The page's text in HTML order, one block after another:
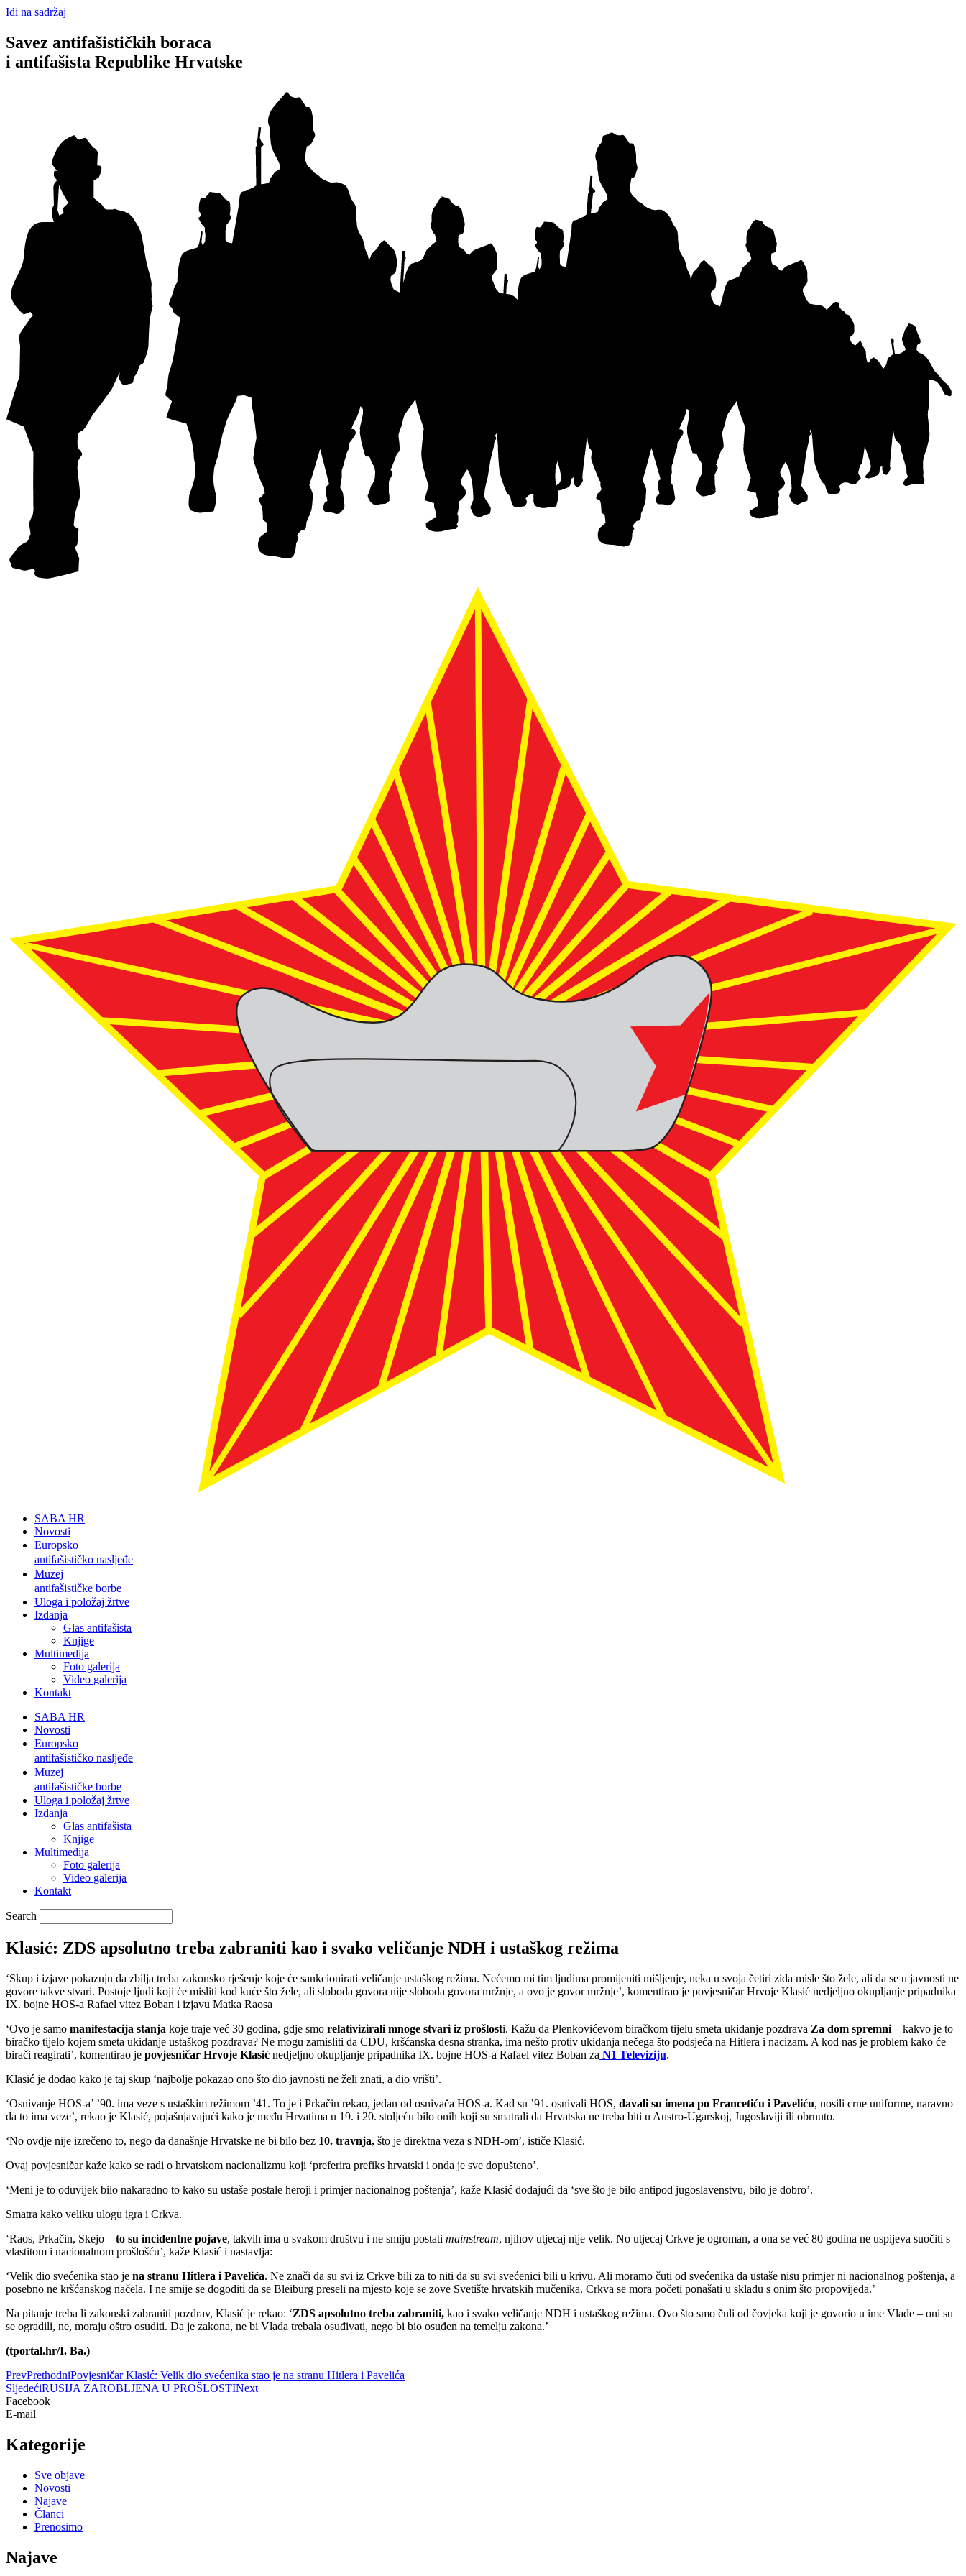
Idi na sadržaj
Savez antifašističkih boraca
i antifašista Republike Hrvatske
SABA HR
Novosti
Europsko
antifašističko nasljeđe
Muzej
antifašističke borbe
Uloga i položaj žrtve
Izdanja
Glas antifašista
Knjige
Multimedija
Foto galerija
Video galerija
Kontakt
SABA HR
Novosti
Europsko
antifašističko nasljeđe
Muzej
antifašističke borbe
Uloga i položaj žrtve
Izdanja
Glas antifašista
Knjige
Multimedija
Foto galerija
Video galerija
Kontakt
Search
Klasić: ZDS apsolutno treba zabraniti kao i svako veličanje NDH i ustaškog režima
‘Skup i izjave pokazuju da zbilja treba zakonsko rješenje koje će sankcionirati veličanje ustaškog režima. Nećemo mi tim ljudima promijeniti mišljenje, neka u svoja četiri zida misle što žele, ali da se u javnosti ne
govore takve stvari. Postoje ljudi koji će misliti kod kuće što žele, ali sloboda govora nije sloboda govora mržnje, a ovo je govor mržnje’, komentirao je povjesničar Hrvoje Klasić nedjeljno okupljanje pripadnika
IX. bojne HOS-a Rafael vitez Boban i izjavu Matka Raosa
‘Ovo je samo manifestacija stanja koje traje već 30 godina, gdje smo relativizirali mnoge stvari iz prošlosti. Kažu da Plenkovićevom biračkom tijelu smeta ukidanje pozdrava Za dom spremni – kakvo je to
biračko tijelo kojem smeta ukidanje ustaškog pozdrava? Ne mogu zamisliti da CDU, kršćanska desna stranka, ima nešto protiv ukidanja nečega što podsjeća na Hitlera i nacizam. A kod nas je problem kako će
birači reagirati’, komentirao je povjesničar Hrvoje Klasić nedjeljno okupljanje pripadnika IX. bojne HOS-a Rafael vitez Boban za N1 Televiziju.
Klasić je dodao kako je taj skup ‘najbolje pokazao ono što dio javnosti ne želi znati, a dio vrišti’.
‘Osnivanje HOS-a’ ’90. ima veze s ustaškim režimom ’41. To je i Prkačin rekao, jedan od osnivača HOS-a. Kad su ’91. osnivali HOS, davali su imena po Francetiću i Paveliću, nosili crne uniforme, naravno
da to ima veze’, rekao je Klasić, pojašnjavajući kako je među Hrvatima u 19. i 20. stoljeću bilo onih koji su smatrali da Hrvatska ne treba biti u Austro-Ugarskoj, Jugoslaviji ili obrnuto.
‘No ovdje nije izrečeno to, nego da današnje Hrvatske ne bi bilo bez 10. travnja, što je direktna veza s NDH-om’, ističe Klasić.
Ovaj povjesničar kaže kako se radi o hrvatskom nacionalizmu koji ‘preferira prefiks hrvatski i onda je sve dopušteno’.
‘Meni je to oduvijek bilo nakaradno to kako su ustaše postale heroji i primjer nacionalnog poštenja’, kaže Klasić dodajući da ‘sve što je bilo antipod jugoslavenstvu, bilo je dobro’.
Smatra kako veliku ulogu igra i Crkva.
‘Raos, Prkačin, Skejo – to su incidentne pojave, takvih ima u svakom društvu i ne smiju postati mainstream, njihov utjecaj nije velik. No utjecaj Crkve je ogroman, a ona se već 80 godina ne uspijeva suočiti s
vlastitom i nacionalnom prošlošću’, kaže Klasić i nastavlja:
‘Velik dio svećenika stao je na stranu Hitlera i Pavelića. Ne znači da su svi iz Crkve bili za to niti da su svi svećenici bili u krivu. Ali moramo čuti od svećenika da ustaše nisu primjer ni nacionalnog poštenja, a
posebno ne kršćanskog načela. I ne smije se dogoditi da se Bleiburg preseli na mjesto koje se zove Svetište hrvatskih mučenika. Crkva se mora početi ponašati u skladu s onim što propovijeda.’
Na pitanje treba li zakonski zabraniti pozdrav, Klasić je rekao: ‘ZDS apsolutno treba zabraniti, kao i svako veličanje NDH i ustaškog režima. Ovo što smo čuli od čovjeka koji je govorio u ime Vlade – oni su
se ogradili, ne, moraju oštro osuditi. Da je zakona, ne bi Vlada trebala osuđivati, nego bi bio osuđen na temelju zakona.’
(tportal.hr/I. Ba.)
PrevPrethodniPovjesničar Klasić: Velik dio svećenika stao je na stranu Hitlera i Pavelića
SljedećiRUSIJA ZAROBLJENA U PROŠLOSTINext
Facebook
E-mail
Kategorije
Sve objave
Novosti
Najave
Članci
Prenosimo
Najave